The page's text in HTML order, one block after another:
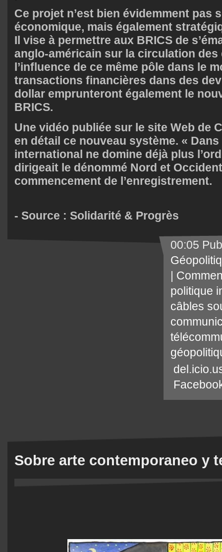
Ce projet n’est bien évidemment pas
économique, mais également
Il vise à permettre aux BRICS de
anglo-américain sur la circulation des
l’influence de ce même pôle dans le
transactions financières dans des
dollar emprunteront également le
BRICS.
Une vidéo publiée sur le site Web de
en détail ce nouveau système. «
international ne domine déjà plus
dirigeait le dénommé Nord et
commencement de l’enregistrement.
- Source : Solidarité & Progrès
00:05
|
politique
câbles
Sobre arte contemporaneo y